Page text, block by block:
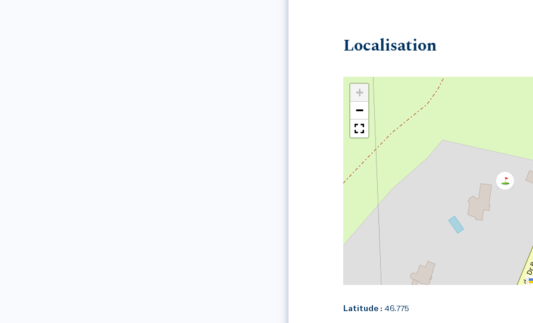
Localisation
+
−
Latitude : 46.775